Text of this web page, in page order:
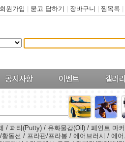
회원가입 묻고 답하기 장바구니 찜목록
/ 퍼티(Putty) / 유화물감(Oil) / 페인트 마커
황동선 / 프라판/프라봉 / 에어브러시 / 에어